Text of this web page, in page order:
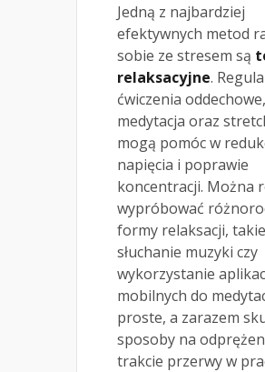
Jedną z najbardziej
efektywnych metod
sobie ze stresem są
relaksacyjne.
ćwiczenia oddechowe,
medytacja oraz
mogą pomóc w
napięcia i poprawie
koncentracji. Można
wypróbować
formy relaksacji,
słuchanie muzyki czy
wykorzystanie
mobilnych do
proste, a zarazem
sposoby na
trakcie przerwy w